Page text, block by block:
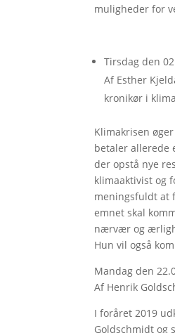
muligheder for
Tirsdag den
Af Esther
kronikør i
Klimakrisen
betaler allerede
der opstå nye
klimaaktivist og
meningsfuldt at
emnet skal
nærvær og
Hun vil også
Mandag den
Af Henrik
I foråret 2019
Goldschmidt og